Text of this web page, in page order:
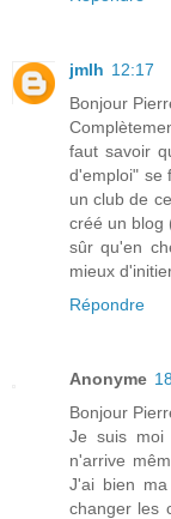
jmlh 12:17
Bonjour
faut savoir
d'emploi" se
un club de
créé un blog
sûr qu'en
mieux
Répondre
Anonyme
Bonjour
Je suis moi
n'arrive
J'ai bien
changer les